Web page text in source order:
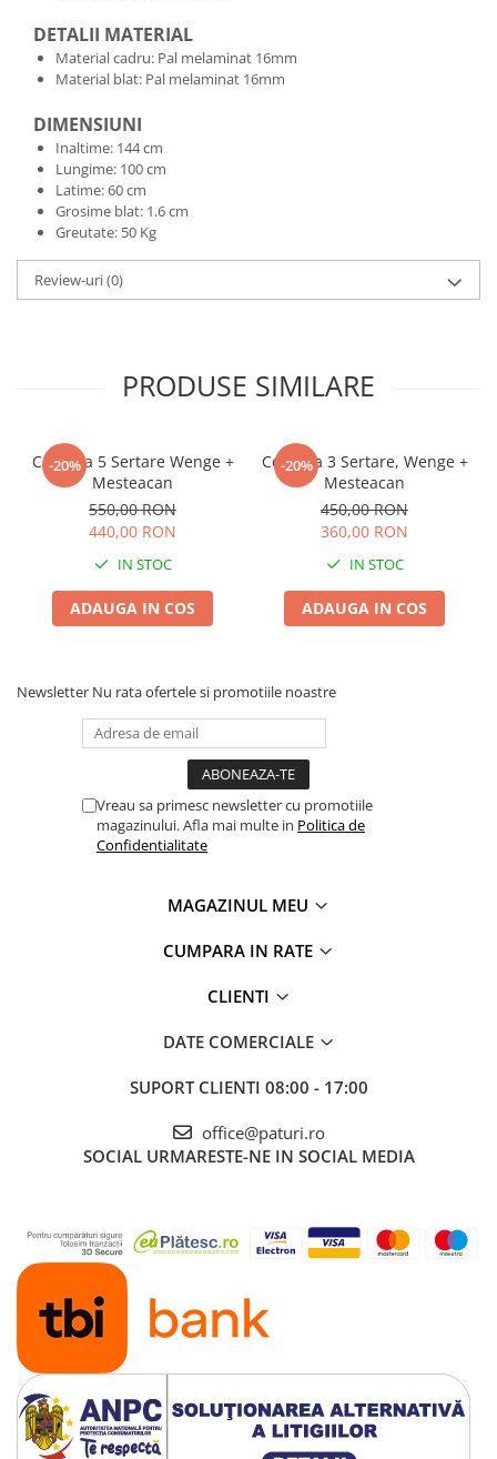
DETALII MATERIAL
Material cadru: Pal melaminat 16mm
Material blat: Pal melaminat 16mm
DIMENSIUNI
Inaltime: 144 cm
Lungime: 100 cm
Latime: 60 cm
Grosime blat: 1.6 cm
Greutate: 50 Kg
Review-uri(0)
PRODUSE SIMILARE
-20%
Comoda 5 Sertare Wenge +
Mesteacan
550,00 RON
440,00 RON
IN STOC
ADAUGA IN COS
-20%
Comoda 3 Sertare, Wenge +
Mesteacan
450,00 RON
360,00 RON
IN STOC
ADAUGA IN COS
Newsletter Nu rata ofertele si promotiile noastre
Vreau sa primesc newsletter cu promotiile
magazinului. Afla mai multe in Politica de
Confidentialitate
MAGAZINUL MEU
CUMPARA IN RATE
CLIENTI
DATE COMERCIALE
SUPORT CLIENTI 08:00 - 17:00
office@paturi.ro
SOCIAL URMARESTE-NE IN SOCIAL MEDIA